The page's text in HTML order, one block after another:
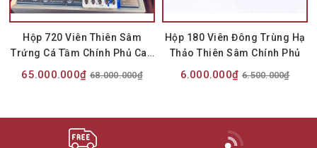
Hộp 720 Viên Thiên Sâm
Trứng Cá Tầm Chính Phủ Cao
Cấp
65.000.000₫ 68.000.000₫
Hộp 180 Viên Đông Trùng Hạ
Thảo Thiên Sâm Chính Phủ
6.000.000₫ 6.500.000₫